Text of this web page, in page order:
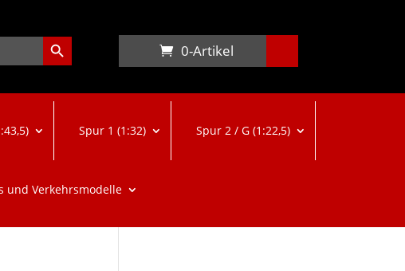
Search Button
0-Artikel
Spur 1 (1:32) Spur 2 / G (1:22,5)
und Verkehrsmodelle